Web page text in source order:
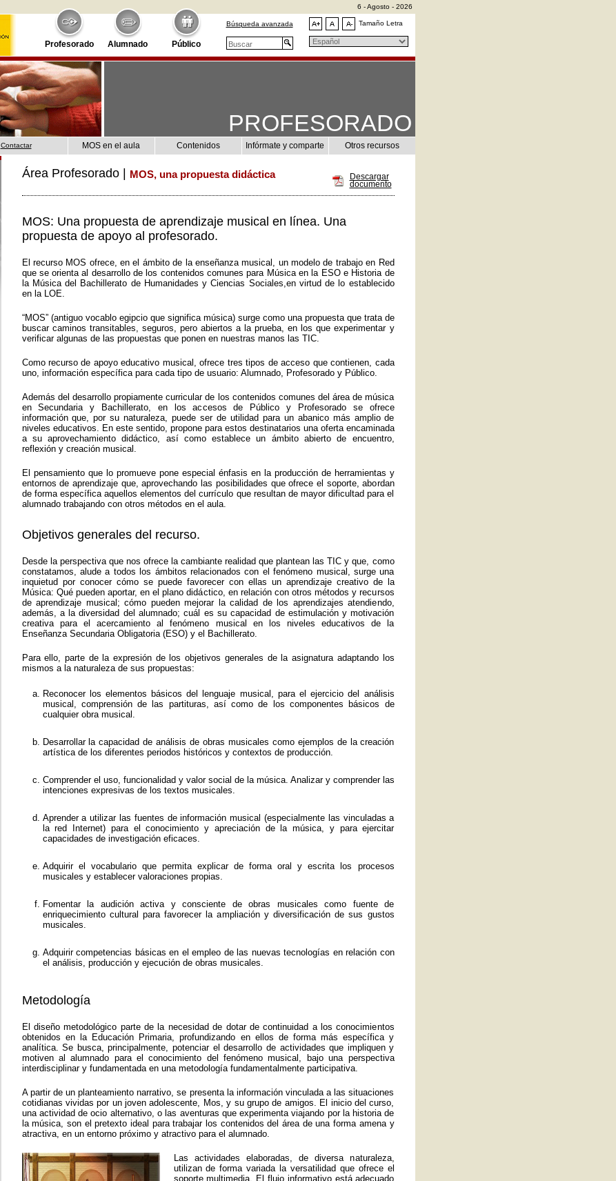
Profesorado Alumnado Público
6 - Agosto - 2026
Búsqueda avanzada Tamaño Letra
PROFESORADO
Contactar MOS en el aula Contenidos Infórmate y comparte Otros recursos
Descargar
documento
Área Profesorado | MOS, una propuesta didáctica
MOS: Una propuesta de aprendizaje musical en línea. Una
propuesta de apoyo al profesorado.
El recurso MOS ofrece, en el ámbito de la enseñanza musical, un modelo de trabajo en Red
que se orienta al desarrollo de los contenidos comunes para Música en la ESO e Historia de
la Música del Bachillerato de Humanidades y Ciencias Sociales,en virtud de lo establecido
en la LOE.
“MOS” (antiguo vocablo egipcio que significa música) surge como una propuesta que trata de
buscar caminos transitables, seguros, pero abiertos a la prueba, en los que experimentar y
verificar algunas de las propuestas que ponen en nuestras manos las TIC.
Como recurso de apoyo educativo musical, ofrece tres tipos de acceso que contienen, cada
uno, información específica para cada tipo de usuario: Alumnado, Profesorado y Público.
Además del desarrollo propiamente curricular de los contenidos comunes del área de música
en Secundaria y Bachillerato, en los accesos de Público y Profesorado se ofrece
información que, por su naturaleza, puede ser de utilidad para un abanico más amplio de
niveles educativos. En este sentido, propone para estos destinatarios una oferta encaminada
a su aprovechamiento didáctico, así como establece un ámbito abierto de encuentro,
reflexión y creación musical.
El pensamiento que lo promueve pone especial énfasis en la producción de herramientas y
entornos de aprendizaje que, aprovechando las posibilidades que ofrece el soporte, abordan
de forma específica aquellos elementos del currículo que resultan de mayor dificultad para el
alumnado trabajando con otros métodos en el aula.
Objetivos generales del recurso.
Desde la perspectiva que nos ofrece la cambiante realidad que plantean las TIC y que, como
constatamos, alude a todos los ámbitos relacionados con el fenómeno musical, surge una
inquietud por conocer cómo se puede favorecer con ellas un aprendizaje creativo de la
Música: Qué pueden aportar, en el plano didáctico, en relación con otros métodos y recursos
de aprendizaje musical; cómo pueden mejorar la calidad de los aprendizajes atendiendo,
además, a la diversidad del alumnado; cuál es su capacidad de estimulación y motivación
creativa para el acercamiento al fenómeno musical en los niveles educativos de la
Enseñanza Secundaria Obligatoria (ESO) y el Bachillerato.
Para ello, parte de la expresión de los objetivos generales de la asignatura adaptando los
mismos a la naturaleza de sus propuestas:
Reconocer los elementos básicos del lenguaje musical, para el ejercicio del análisis
musical, comprensión de las partituras, así como de los componentes básicos de
cualquier obra musical.
Desarrollar la capacidad de análisis de obras musicales como ejemplos de la creación
artística de los diferentes periodos históricos y contextos de producción.
Comprender el uso, funcionalidad y valor social de la música. Analizar y comprender las
intenciones expresivas de los textos musicales.
Aprender a utilizar las fuentes de información musical (especialmente las vinculadas a
la red Internet) para el conocimiento y apreciación de la música, y para ejercitar
capacidades de investigación eficaces.
Adquirir el vocabulario que permita explicar de forma oral y escrita los procesos
musicales y establecer valoraciones propias.
Fomentar la audición activa y consciente de obras musicales como fuente de
enriquecimiento cultural para favorecer la ampliación y diversificación de sus gustos
musicales.
Adquirir competencias básicas en el empleo de las nuevas tecnologías en relación con
el análisis, producción y ejecución de obras musicales.
Metodología
El diseño metodológico parte de la necesidad de dotar de continuidad a los conocimientos
obtenidos en la Educación Primaria, profundizando en ellos de forma más específica y
analítica. Se busca, principalmente, potenciar el desarrollo de actividades que impliquen y
motiven al alumnado para el conocimiento del fenómeno musical, bajo una perspectiva
interdisciplinar y fundamentada en una metodología fundamentalmente participativa.
A partir de un planteamiento narrativo, se presenta la información vinculada a las situaciones
cotidianas vividas por un joven adolescente, Mos, y su grupo de amigos. El inicio del curso,
una actividad de ocio alternativo, o las aventuras que experimenta viajando por la historia de
la música, son el pretexto ideal para trabajar los contenidos del área de una forma amena y
atractiva, en un entorno próximo y atractivo para el alumnado.
Las actividades elaboradas, de diversa naturaleza,
utilizan de forma variada la versatilidad que ofrece el
soporte multimedia. El flujo informativo está adecuado